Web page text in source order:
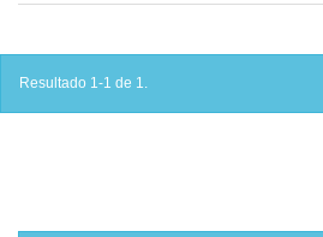
Resultado 1-1 de 1.